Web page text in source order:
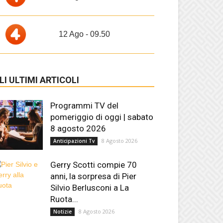
12 Ago - 09.50
ULTIMI ARTICOLI
Programmi TV del
pomeriggio di oggi | sabato
8 agosto 2026
Anticipazioni Tv 8 Agosto 2026
Gerry Scotti compie 70
anni, la sorpresa di Pier
Silvio Berlusconi a La
Ruota...
Notizie 8 Agosto 2026